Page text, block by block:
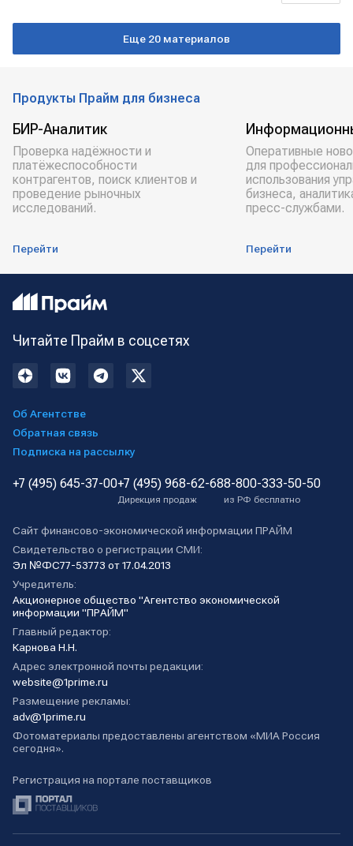
Энергетика
РОССИЯ
Еще 20 материалов
Продукты Прайм для бизнеса
БИР-Аналитик
Проверка надёжности и
платёжеспособности
контрагентов, поиск клиентов и
проведение рыночных
исследований.
Перейти
Оперативные
для
использования
бизнеса,
пресс-службами.
Перейти
Читайте Прайм в соцсетях
Об Агентстве
Обратная связь
Подписка на рассылку
+7 (495) 645-37-00+7 (495) 968-62-68
Дирекция продаж
8-800-333-50-50
из РФ бесплатно
Сайт финансово-экономической информации ПРАЙМ
Свидетельство о регистрации СМИ:
Эл №ФС77-53773 от 17.04.2013
Учредитель:
Акционерное общество "Агентство экономической
информации "ПРАЙМ"
Главный редактор:
Карнова Н.Н.
Адрес электронной почты редакции:
website@1prime.ru
Размещение рекламы:
adv@1prime.ru
Фотоматериалы предоставлены агентством «МИА Россия
сегодня».
Регистрация на портале поставщиков